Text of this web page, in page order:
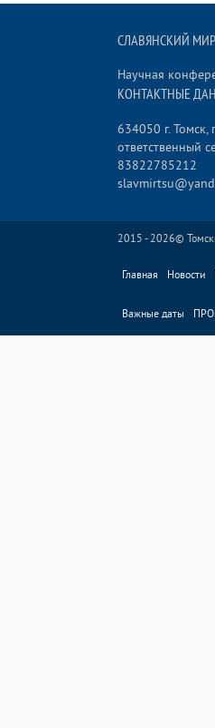
СЛАВЯНСКИЙ
Научная
КОНТАКТНЫЕ
634050 г. Томск,
ответственный
83822785212
2015 - 2026©
Главная Новости
Важные даты